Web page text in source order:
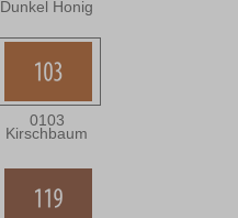
Dunkel Honig
0103
Kirschbaum